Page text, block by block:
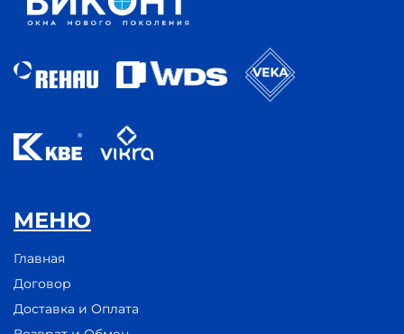
МЕНЮ
Главная
Договор
Доставка и Оплата